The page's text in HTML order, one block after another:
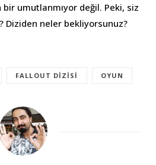
umutlanmıyor değil. Peki, siz
Diziden neler bekliyorsunuz?
FALLOUT DIZISI OYUN